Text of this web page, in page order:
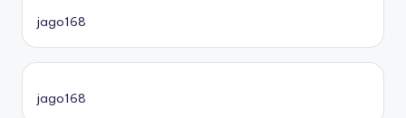
jago168
jago168